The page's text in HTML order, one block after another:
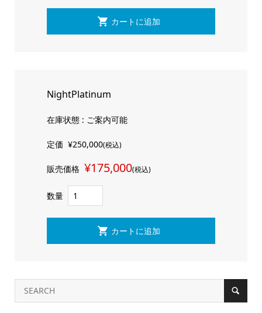
NightPlatinum
在庫状態 : ご案内可能
定価 ¥250,000(税込)
販売価格 ¥175,000(税込)
数量